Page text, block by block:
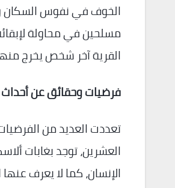
الخوف في نفوس السكان
مسلحين في محاولة
القرية آخر شخص يخرج منها سنة 1951 لتعلَن بعدها
فرضيات وحقائق عن أحداث
تعددت العديد من
العشرين، توجد بغابات
الإنسان، كما لا يعرف